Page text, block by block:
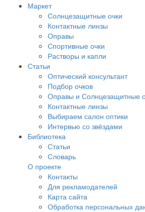
Маркет
Солнцезащитные очки
Контактные линзы
Оправы
Спортивные очки
Растворы и капли
Статьи
Оптический консультант
Подбор очков
Оправы и Солнцезащитные
Контактные линзы
Выбираем салон оптики
Интервью со звёздами
Библиотека
Статьи
Словарь
О проекте
Контакты
Для рекламодателей
Карта сайта
Обработка персональных